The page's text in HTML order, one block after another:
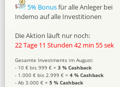
5% Bonusfür alle Anleger bei
Indemo auf alle Investitionen
Die Aktion läuft nur noch:
22 Tage 11 Stunden 42 min 54 sek
Gesamte Investments im August:
- 10 € bis 999 € = 3 % Cashback
- 1.000 € bis 2.999 € = 4 % Cashback
- Ab 3.000 € = 5 % Cashback